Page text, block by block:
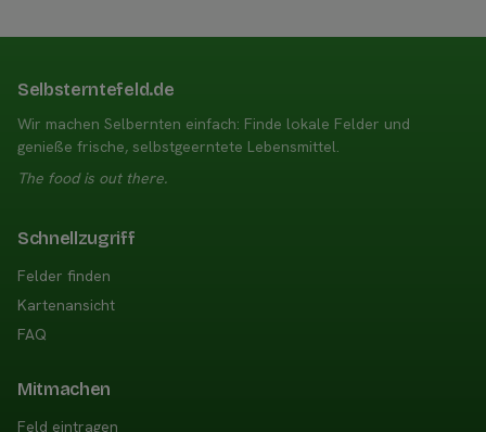
Selbsterntefeld.de
Wir machen Selbernten einfach: Finde lokale Felder und
genieße frische, selbstgeerntete Lebensmittel.
The food is out there.
Schnellzugriff
Felder finden
Kartenansicht
FAQ
Mitmachen
Feld eintragen